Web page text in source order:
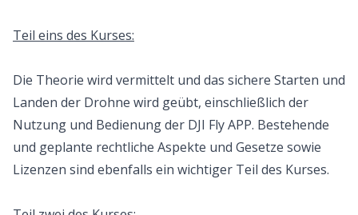
Teil eins des Kurses:
Die Theorie wird vermittelt und das sichere Starten und
Landen der Drohne wird geübt, einschließlich der
Nutzung und Bedienung der DJI Fly APP. Bestehende
und geplante rechtliche Aspekte und Gesetze sowie
Lizenzen sind ebenfalls ein wichtiger Teil des Kurses.